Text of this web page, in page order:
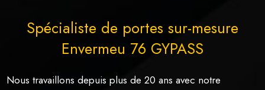
Spécialiste de portes sur-mesure
Envermeu 76 GYPASS
Nous travaillons depuis plus de 20 ans avec notre